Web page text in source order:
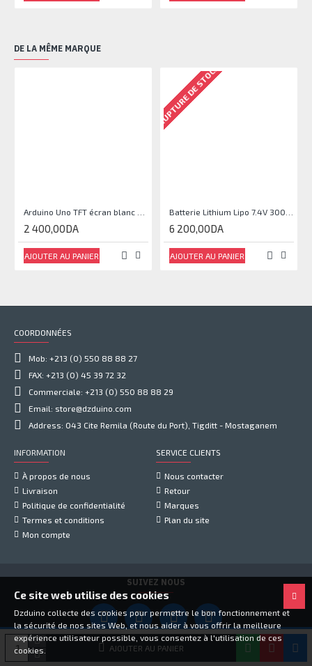
AJOUTER AU PANIER
DE LA MÊME MARQUE
2 400,00DA
AJOUTER AU PANIER
RUPTURE DE STOCK
6 200,00DA
AJOUTER AU PANIER
COORDONNÉES
Mob: +213 (0) 550 88 88 27
FAX: +213 (0) 45 39 72 32
Commerciale: +213 (0) 550 88 88 29
Email: store@dzduino.com
Address: 043 Cite Remila (Route du Port), Tigditt - Mostaganem
INFORMATION
À propos de nous
Livraison
Politique de confidentialité
Termes et conditions
Mon compte
SERVICE CLIENTS
Nous contacter
Retour
Marques
Plan du site
SUIVEZ NOUS
Copyright © 2021, Dzduino Electronics, Tous droits réservés
Ce site web utilise des cookies
Dzduino collecte des cookies pour permettre le bon fonctionnement et
la sécurité de nos sites Web, et nous aider à vous offrir la meilleure
expérience utilisateur possible, vous consentez à l'utilisation de ces
cookies.